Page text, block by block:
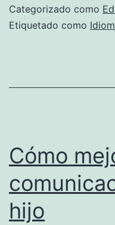
Categorizado como
Etiquetado como
Cómo
hijo